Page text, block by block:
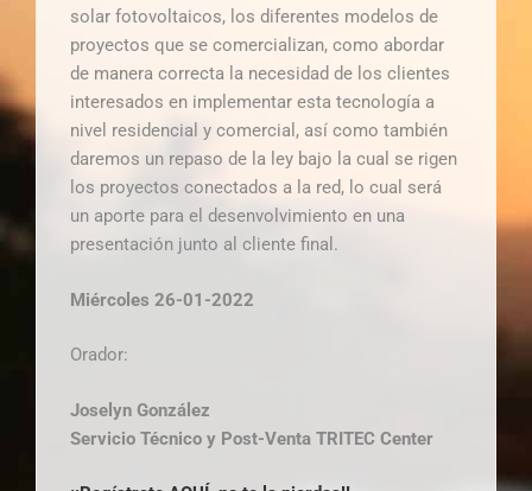
solar fotovoltaicos, los diferentes modelos de
proyectos que se comercializan, como abordar
de manera correcta la necesidad de los clientes
interesados en implementar esta tecnología a
nivel residencial y comercial, así como también
daremos un repaso de la ley bajo la cual se rigen
los proyectos conectados a la red, lo cual será
un aporte para el desenvolvimiento en una
presentación junto al cliente final.
Miércoles 26-01-2022
Orador:
Joselyn González
Servicio Técnico y Post-Venta TRITEC Center